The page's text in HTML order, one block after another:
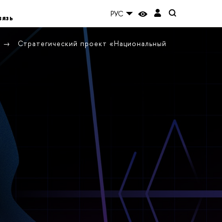
РУС
Стратегический проект «Национальный